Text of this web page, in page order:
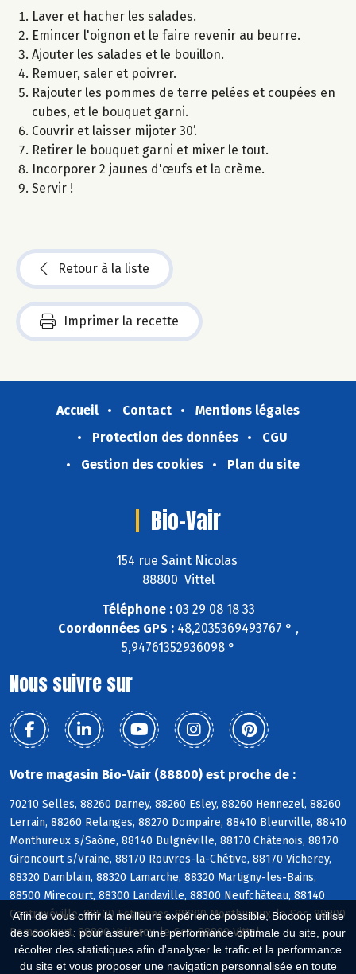
Afin de vous offrir la meilleure expérience possible, Biocoop utilise
des cookies : pour assurer une performance optimale du site, pour
récolter des statistiques afin d'analyser le trafic et la performance
du site et vous proposer une navigation personnalisée en toute
Laver et hacher les salades.
Emincer l'oignon et le faire revenir au beurre.
Ajouter les salades et le bouillon.
Remuer, saler et poivrer.
Rajouter les pommes de terre pelées et coupées en
cubes, et le bouquet garni.
Couvrir et laisser mijoter 30’.
Retirer le bouquet garni et mixer le tout.
Incorporer 2 jaunes d'œufs et la crème.
Servir !
Retour à la liste
Imprimer la recette
Accueil Contact
Mentions légales
Protection des données
CGU
Gestion des cookies
Plan du site
Bio-Vair
154 rue Saint Nicolas
88800 Vittel
Téléphone :03 29 08 18 33
Coordonnées GPS :48,2035369493767 ° ,
5,94761352936098 °
Nous suivre sur
Votre magasin Bio-Vair (88800) est proche de :
70210 Selles, 88260 Darney, 88260 Esley, 88260 Hennezel, 88260
Lerrain, 88260 Relanges, 88270 Dompaire, 88410 Bleurville, 88410
Monthureux s/Saône, 88140 Bulgnéville, 88170 Châtenois, 88170
Gironcourt s/Vraine, 88170 Rouvres-la-Chétive, 88170 Vicherey,
88320 Damblain, 88320 Lamarche, 88320 Martigny-les-Bains,
88500 Mirecourt, 88300 Landaville, 88300 Neufchâteau, 88140
Contrexéville, 88500 Estrennes, 88800 Monthureux-le-Sec, 88800
Remoncourt, 88800 Valleroy-le-Sec, 88800 Vittel